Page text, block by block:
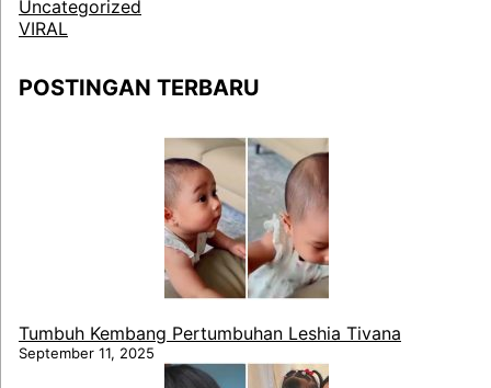
Uncategorized
VIRAL
POSTINGAN TERBARU
Tumbuh Kembang Pertumbuhan Leshia Tivana
September 11, 2025